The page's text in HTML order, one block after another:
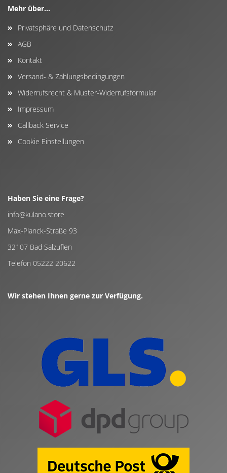
Mehr über...
Privatsphäre und Datenschutz
AGB
Kontakt
Versand- & Zahlungsbedingungen
Widerrufsrecht & Muster-Widerrufsformular
Impressum
Callback Service
Cookie Einstellungen
Haben Sie eine Frage?
info@kulano.store
Max-Planck-Straße 93
32107 Bad Salzuflen
Telefon 05222 20622
Wir stehen Ihnen gerne zur Verfügung.